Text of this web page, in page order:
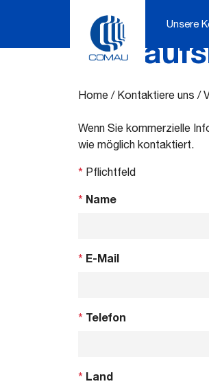
Unsere
Home / Kontaktiere uns /
Wenn Sie kommerzielle
wie möglich kontaktiert.
* Pflichtfeld
* Name
* E-Mail
* Telefon
* Land